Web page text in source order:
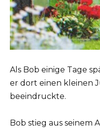
Als Bob einige Tage
er dort einen kleinen
beeindruckte.
Bob stieg aus seinem